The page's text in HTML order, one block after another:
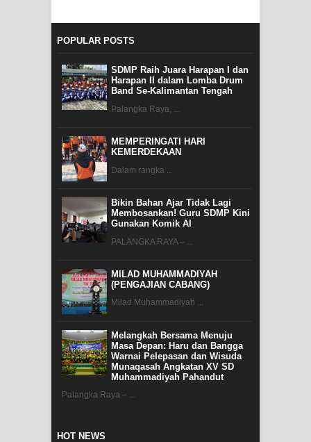
POPULAR POSTS
SDMP Raih Juara Harapan I dan
Harapan II dalam Lomba Drum
Band Se-Kalimantan Tengah
Palangka Raya, ...
MEMPERINGATI HARI
KEMERDEKAAN
Dalam rangka ...
Bikin Bahan Ajar Tidak Lagi
Membosankan! Guru SDMP Kini
Gunakan Komik AI
PALANGKA RAYA – ...
MILAD MUHAMMADIYAH
(PENGAJIAN CABANG)
Milad Muhammadiyah ...
Melangkah Bersama Menuju
Masa Depan: Haru dan Bangga
Warnai Pelepasan dan Wisuda
Munaqasah Angkatan XV SD
Muhammadiyah Pahandut
Palangka Raya – ...
HOT NEWS